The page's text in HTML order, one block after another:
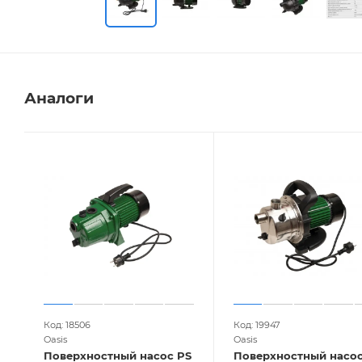
Аналоги
Код: 18506
Oasis
Поверхностный насос PS
Код: 19947
Oasis
Поверхностный